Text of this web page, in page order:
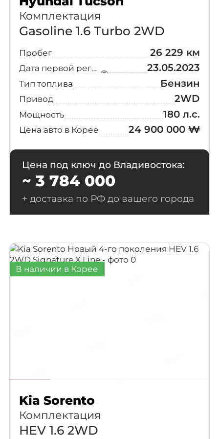
Fiat
GMC
Jeep
Mazda
McLaren
Nissan
Smart
Suzuki
Tesla
Strandard(1)
XV60(1)
Комплектация
Gasoline 1.6 Turbo 2WD
Пробег 26 229 км
Дата первой регистрации 23.05.2023
Тип топлива Бензин
Привод 2WD
Мощность 180 л.с.
Цена авто в Корее 24 900 000 ₩
Цена под ключ до Владивостока:
~ 3 784 000
+ доставка по РФ до вашего города
В наличии в Корее
Kia Sorento
Комплектация
HEV 1.6 2WD